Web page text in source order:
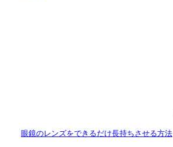
眼鏡のレンズをできるだけ長持ちさせる方法